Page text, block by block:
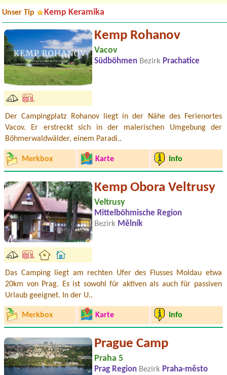
Unser Tip Kemp Keramika
Kemp Rohanov
Vacov
Südböhmen Bezirk Prachatice
Der Campingplatz Rohanov liegt in der Nähe des Ferienortes
Vacov. Er erstreckt sich in der malerischen Umgebung der
Böhmerwaldwälder, einem Paradi..
Merkbox Karte Info
Kemp Obora Veltrusy
Veltrusy
Mittelböhmische Region
Bezirk Mělník
Das Camping liegt am rechten Ufer des Flusses Moldau etwa
20km von Prag. Es ist sowohl für aktiven als auch für passiven
Urlaub geeignet. In der U..
Merkbox Karte Info
Prague Camp
Praha 5
Prag Region Bezirk Praha-město